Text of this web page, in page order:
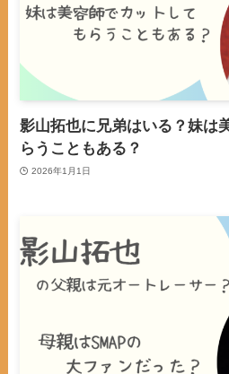
影山拓也に兄弟はいる？妹は
らうこともある？
2026年1月1日